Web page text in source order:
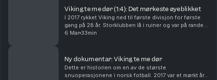
Viking te me dør (1:4): Det mørkeste øyeblikket
I 2017 rykket Viking ned til første divisjon for første
gang på 28 år. Storklubben lå i ruiner og var på randen
til konkurs. Sesongen i 2018 ble en berg-og-dal-
6 Mar 33min
Ny dokumentar: Viking te me dør
Dette er historien om en av de største
snuoperasjonene i norsk fotball. 2017 var et mørkt år i